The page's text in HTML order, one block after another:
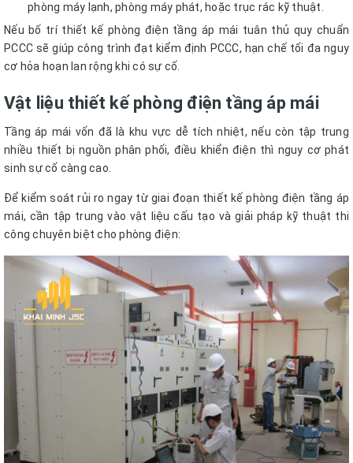
phòng máy lạnh, phòng máy phát, hoặc trục rác kỹ thuật.
Nếu bố trí thiết kế phòng điện tầng áp mái tuân thủ quy chuẩn
PCCC sẽ giúp công trình đạt kiểm định PCCC, hạn chế tối đa nguy
cơ hỏa hoạn lan rộng khi có sự cố.
Vật liệu thiết kế phòng điện tầng áp mái
Tầng áp mái vốn đã là khu vực dễ tích nhiệt, nếu còn tập trung
nhiều thiết bị nguồn phân phối, điều khiển điện thì nguy cơ phát
sinh sự cố càng cao.
Để kiểm soát rủi ro ngay từ giai đoạn thiết kế phòng điện tầng áp
mái, cần tập trung vào vật liệu cấu tạo và giải pháp kỹ thuật thi
công chuyên biệt cho phòng điện: